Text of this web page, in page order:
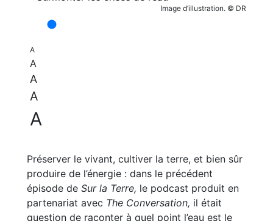
Image d’illustration. © DR
A
A
A
A
A
Préserver le vivant, cultiver la terre, et bien sûr
produire de l’énergie : dans le précédent
épisode de Sur la Terre, le podcast produit en
partenariat avec The Conversation, il était
question de raconter à quel point l’eau est le